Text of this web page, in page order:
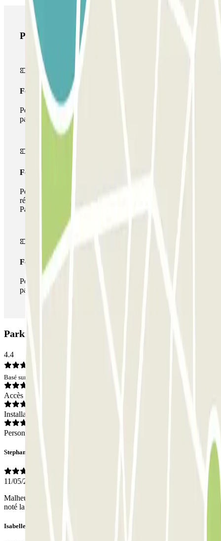
Produits Parclick
Forfait Simple
Pendant votre séjour, vous ne pourrez entrer et sortir du
parking qu'une seule fois
Forfait de stationnement multiple
Pendant votre séjour, vous pouvez utiliser l'ensemble du
réseau de parkings de cet opérateur disponible sur
Parclick.
Forfait illimité
Pendant votre séjour, vous pouvez entrer et sortir du
parking aussi souvent que vous le souhaitez.
Parking BSM Plaça Carmen Laforet: Avis
4.4
Basé sur 17 avis
Accès
Installations
Personnel
Stephanie
11/05/2026
Malheureusement très compliqué pour sortir car la caméra n a pas
noté la plaque d immatriculation correcte
Isabelle